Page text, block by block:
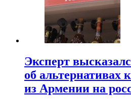
Эксперт
об альтернативах
из Армении на